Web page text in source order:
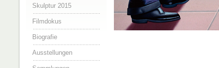
Skulptur 2015
Filmdokus
Biografie
Ausstellungen